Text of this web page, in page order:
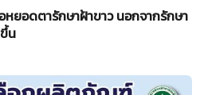
หยอดตารักษาฝ้าขาว นอกจากรักษา
น